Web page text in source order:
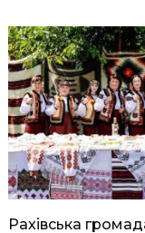
Рахівська